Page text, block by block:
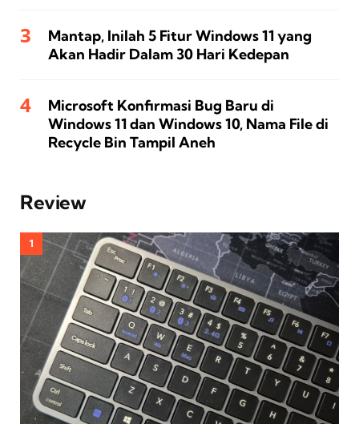
Mantap, Inilah 5 Fitur Windows 11 yang
Akan Hadir Dalam 30 Hari Kedepan
Microsoft Konfirmasi Bug Baru di
Windows 11 dan Windows 10, Nama File di
Recycle Bin Tampil Aneh
Review